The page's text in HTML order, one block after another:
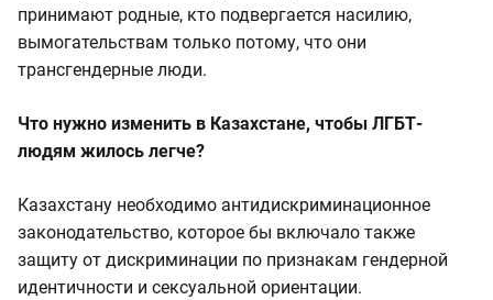
принимают родные, кто подвергается насилию,
вымогательствам только потому, что они
трансгендерные люди.
Что нужно изменить в Казахстане, чтобы ЛГБТ-
людям жилось легче?
Казахстану необходимо антидискриминационное
законодательство, которое бы включало также
защиту от дискриминации по признакам гендерной
идентичности и сексуальной ориентации.